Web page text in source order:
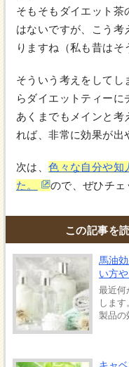
そもそもダイエット茶
はないですが、こう考
りますね（私も昔はそ
そういう考えをしてし
らダイエットティーに
あくまでもメインと考
れば、非常に効果が出
次は、色々な自分や知
た。
ので、ぜひチェ
この記事を
馬油
い方
最近何
しま
製品の